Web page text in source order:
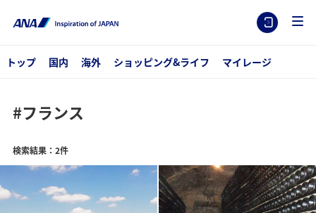
トップ 国内 海外 ショッピング&ライフ マイレージ
#フランス
検索結果：2件